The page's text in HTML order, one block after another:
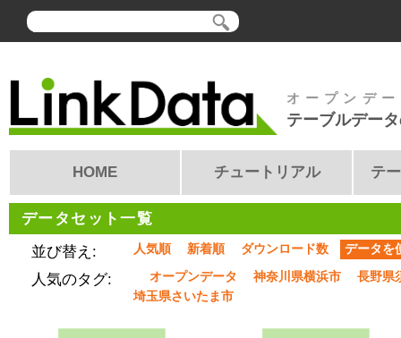
オープンデ
テーブルデー
HOME チュートリアル テ
データセット一覧
並び替え:
人気順 新着順 ダウンロード数 データを
人気のタグ: オープンデータ 神奈川県横浜市
長野県
埼玉県さいたま市